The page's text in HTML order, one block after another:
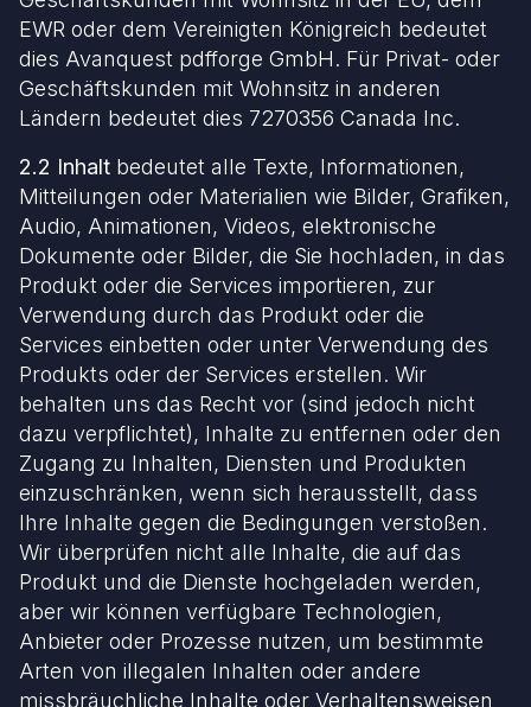
EWR oder dem Vereinigten Königreich bedeutet
dies Avanquest pdfforge GmbH. Für Privat- oder
Geschäftskunden mit Wohnsitz in anderen
Ländern bedeutet dies 7270356 Canada Inc.
2.2 Inhalt bedeutet alle Texte, Informationen,
Mitteilungen oder Materialien wie Bilder, Grafiken,
Audio, Animationen, Videos, elektronische
Dokumente oder Bilder, die Sie hochladen, in das
Produkt oder die Services importieren, zur
Verwendung durch das Produkt oder die
Services einbetten oder unter Verwendung des
Produkts oder der Services erstellen. Wir
behalten uns das Recht vor (sind jedoch nicht
dazu verpflichtet), Inhalte zu entfernen oder den
Zugang zu Inhalten, Diensten und Produkten
einzuschränken, wenn sich herausstellt, dass
Ihre Inhalte gegen die Bedingungen verstoßen.
Wir überprüfen nicht alle Inhalte, die auf das
Produkt und die Dienste hochgeladen werden,
aber wir können verfügbare Technologien,
Anbieter oder Prozesse nutzen, um bestimmte
Arten von illegalen Inhalten oder andere
missbräuchliche Inhalte oder Verhaltensweisen